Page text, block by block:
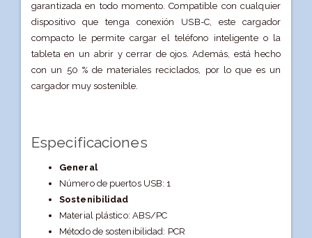
garantizada en todo momento. Compatible con cualquier
dispositivo que tenga conexión USB-C, este cargador
compacto le permite cargar el teléfono inteligente o la
tableta en un abrir y cerrar de ojos. Además, está hecho
con un 50 % de materiales reciclados, por lo que es un
cargador muy sostenible.
Especificaciones
General
Número de puertos USB: 1
Sostenibilidad
Material plástico: ABS/PC
Método de sostenibilidad: PCR